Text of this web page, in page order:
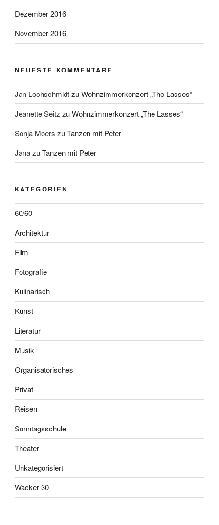
Dezember 2016
November 2016
NEUESTE KOMMENTARE
Jan LochschmidtzuWohnzimmerkonzert „The Lasses“
Jeanette Seitz zuWohnzimmerkonzert „The Lasses“
Sonja Moers zuTanzen mit Peter
JanazuTanzen mit Peter
KATEGORIEN
60/60
Architektur
Film
Fotografie
Kulinarisch
Kunst
Literatur
Musik
Organisatorisches
Privat
Reisen
Sonntagsschule
Theater
Unkategorisiert
Wacker 30